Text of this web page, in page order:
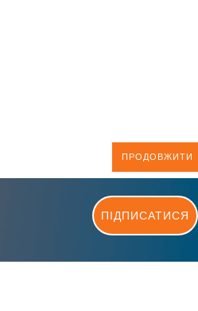
ПРОДОВЖИТИ
ПІДПИСАТИСЯ